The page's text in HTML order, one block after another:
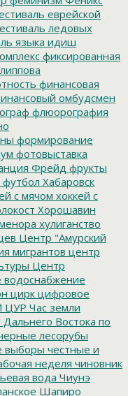
еврейской
ледовых
языка идиш
фиксированная
финансовая
омбудсмен
флюорография
формирование
фотовыставка
Фрейд фрукты
футбол Хабаровск
с мячом хоккей с
Хорошавин
хулиганство
Центр "Амурский
мигрантов центр
Центр
водоснабжение
цирк цифровое
ЦУР Час земли
Востока по
лесорубы
выборы честные и
неделя чиновник
вода Чиунэ
Шапиро